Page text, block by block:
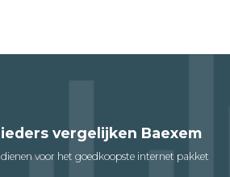
vergelijken Baexem
voor het goedkoopste internet pakket